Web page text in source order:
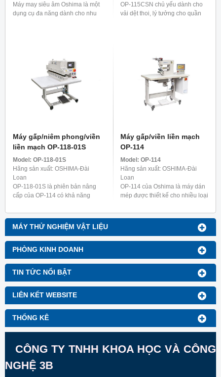
MÁY THỬ NGHIỆM VẬT LIỆU
PHÒNG KINH DOANH
TIN TỨC NỔI BẬT
LIÊN KẾT WEBSITE
THỐNG KÊ
Máy may siêu âm Oshima là một
dụng cụ đa năng dành cho nhu
OP-115CSN chủ yếu dành cho
vải dệt thoi, lý tưởng cho quần
Máy gấp/niêm phong/viền
liền mạch OP-118-01S
Model: OP-118-01S
Hãng sản xuất: OSHIMA-Đài
Loan
OP-118-01S là phiên bản nâng
cấp của OP-114 có khả năng
thêm máy dán. Máy này được
thiết kế đặc biệt để làm dây ...
Máy gấp/viền liền mạch
OP-114
Model: OP-114
Hãng sản xuất: OSHIMA-Đài
Loan
OP-114 của Oshima là máy dán
mép được thiết kế cho nhiều loại
lót nữ, áo sơ mi và quần áo chức
CÔNG TY TNHH KHOA HỌC VÀ CÔNG
NGHỆ 3B